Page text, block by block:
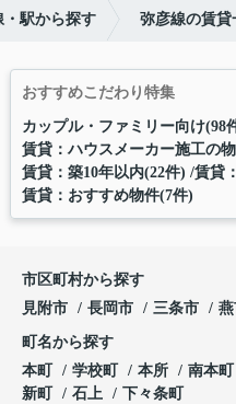
・駅から探す 弥彦線の賃貸
おすすめこだわり特集
カップル・ファミリー向け(98
賃貸：ハウスメーカー施工の
賃貸：築10年以内(22件) 賃貸
賃貸：おすすめ物件(7件)
市区町村から探す
見附市
長岡市 三条市
町名から探す
本町
学校町 本所 南本町
新町
石上 下々条町